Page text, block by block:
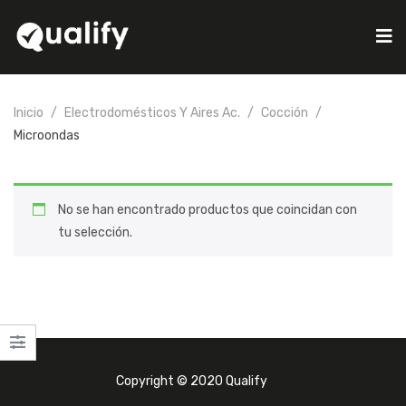
Inicio Electrodomésticos Y Aires Ac.
Cocción
Microondas
No se han encontrado productos que coincidan con
tu selección.
Copyright © 2020 Qualify